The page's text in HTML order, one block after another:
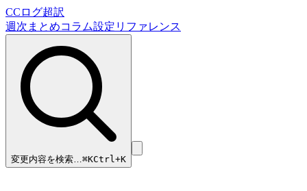
CCログ超訳
週次まとめコラム設定リファレンス
変更内容を検索…⌘KCtrl+K